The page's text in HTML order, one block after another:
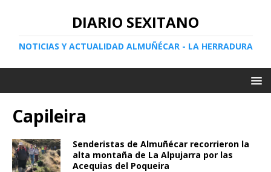
DIARIO SEXITANO
NOTICIAS Y ACTUALIDAD ALMUÑÉCAR - LA HERRADURA
Capileira
Senderistas de Almuñécar recorrieron la
alta montaña de La Alpujarra por las
Acequias del Poqueira